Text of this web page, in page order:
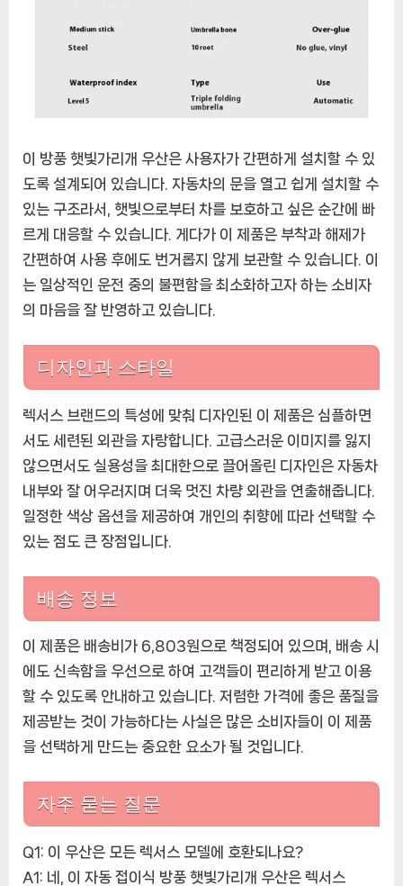
이 방풍 햇빛가리개 우산은 사용자가 간편하게 설치할 수 있
도록 설계되어 있습니다. 자동차의 문을 열고 쉽게 설치할 수
있는 구조라서, 햇빛으로부터 차를 보호하고 싶은 순간에 빠
르게 대응할 수 있습니다. 게다가 이 제품은 부착과 해제가
간편하여 사용 후에도 번거롭지 않게 보관할 수 있습니다. 이
는 일상적인 운전 중의 불편함을 최소화하고자 하는 소비자
의 마음을 잘 반영하고 있습니다.
디자인과 스타일
렉서스 브랜드의 특성에 맞춰 디자인된 이 제품은 심플하면
서도 세련된 외관을 자랑합니다. 고급스러운 이미지를 잃지
않으면서도 실용성을 최대한으로 끌어올린 디자인은 자동차
내부와 잘 어우러지며 더욱 멋진 차량 외관을 연출해줍니다.
일정한 색상 옵션을 제공하여 개인의 취향에 따라 선택할 수
있는 점도 큰 장점입니다.
배송 정보
이 제품은 배송비가 6,803원으로 책정되어 있으며, 배송 시
에도 신속함을 우선으로 하여 고객들이 편리하게 받고 이용
할 수 있도록 안내하고 있습니다. 저렴한 가격에 좋은 품질을
제공받는 것이 가능하다는 사실은 많은 소비자들이 이 제품
을 선택하게 만드는 중요한 요소가 될 것입니다.
자주 묻는 질문
Q1: 이 우산은 모든 렉서스 모델에 호환되나요?
A1: 네, 이 자동 접이식 방풍 햇빛가리개 우산은 렉서스